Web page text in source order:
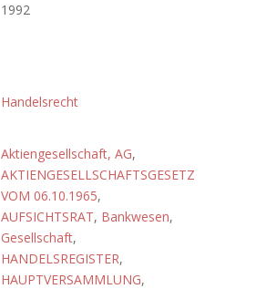
1992
Handelsrecht
Aktiengesellschaft, AG,
AKTIENGESELLSCHAFTSGESETZ
VOM 06.10.1965,
AUFSICHTSRAT, Bankwesen,
Gesellschaft,
HANDELSREGISTER,
HAUPTVERSAMMLUNG,